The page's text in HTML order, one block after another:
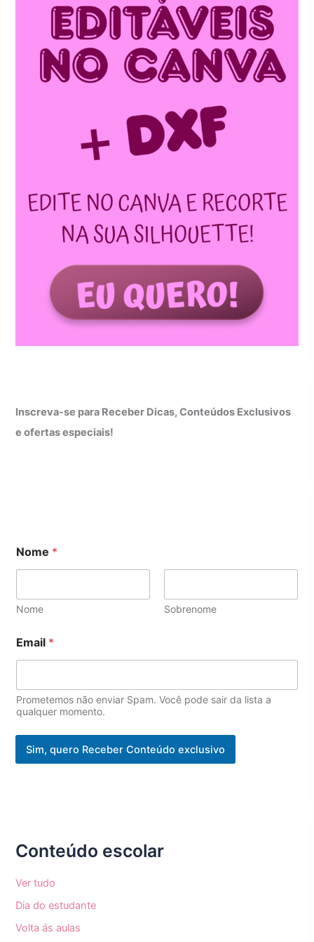
Inscreva-se para Receber Dicas, Conteúdos Exclusivos
e ofertas especiais!
Nome *
Nome Sobrenome
m
a
l
E
m
i
E
Email *
Prometemos não enviar Spam. Você pode sair da lista a
qualquer momento.
Sim, quero Receber Conteúdo exclusivo
Conteúdo escolar
Ver tudo
Dia do estudante
Volta ás aulas